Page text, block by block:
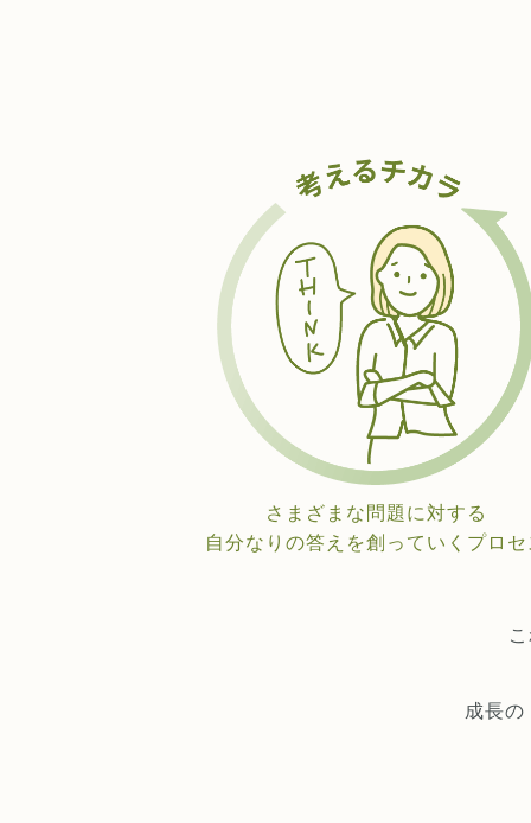
さまざまな問題に対する
自分なりの答えを創っていくプロ
成長